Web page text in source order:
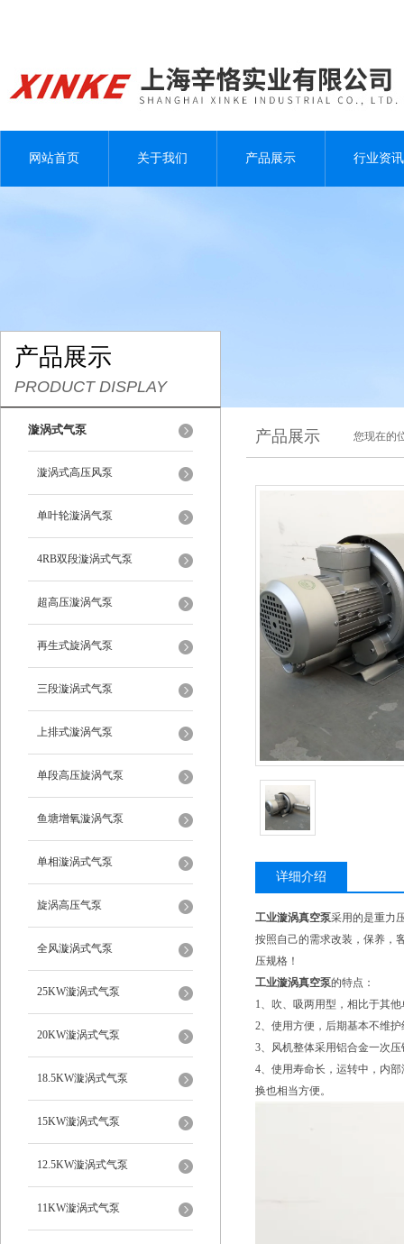
网站首页 关于我们 产品展示 行业资讯
产品展示
PRODUCT DISPLAY
漩涡式气泵
漩涡式高压风泵
单叶轮漩涡气泵
4RB双段漩涡式气泵
超高压漩涡气泵
再生式旋涡气泵
三段漩涡式气泵
上排式漩涡气泵
单段高压旋涡气泵
鱼塘增氧漩涡气泵
单相漩涡式气泵
旋涡高压气泵
全风漩涡式气泵
25KW漩涡式气泵
20KW漩涡式气泵
18.5KW漩涡式气泵
15KW漩涡式气泵
12.5KW漩涡式气泵
11KW漩涡式气泵
产品展示 您现在的
详细介绍
工业漩涡真空泵采用的是重力
按照自己的需求改装，保养，
压规格！
工业漩涡真空泵的特点：
1、吹、吸两用型，相比于其
2、使用方便，后期基本不维
3、风机整体采用铝合金一次
4、使用寿命长，运转中，内
换也相当方便。